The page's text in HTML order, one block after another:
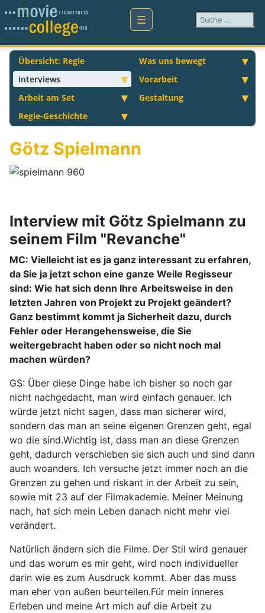
Suchen ...
Übersicht: Regie
Was uns bewegt
Interviews
Vorarbeit
Arbeit am Set
Gestaltung
Regie-Geschichte
Götz Spielmann
Interview mit Götz Spielmann zu
seinem Film "Revanche"
MC: Vielleicht ist es ja ganz interessant zu erfahren,
da Sie ja jetzt schon eine ganze Weile Regisseur
sind: Wie hat sich denn Ihre Arbeitsweise in den
letzten Jahren von Projekt zu Projekt geändert?
Ganz bestimmt kommt ja Sicherheit dazu, durch
Fehler oder Herangehensweise, die Sie
weitergebracht haben oder so nicht noch mal
machen würden?
GS: Über diese Dinge habe ich bisher so noch gar
nicht nachgedacht, man wird einfach genauer. Ich
würde jetzt nicht sagen, dass man sicherer wird,
sondern das man an seine eigenen Grenzen geht, egal
wo die sind.Wichtig ist, dass man an diese Grenzen
geht, dadurch verschieben sie sich auch und sind dann
auch woanders. Ich versuche jetzt immer noch an die
Grenzen zu gehen und riskant in der Arbeit zu sein,
sowie mit 23 auf der Filmakademie. Meiner Meinung
nach, hat sich mein Leben danach nicht mehr viel
verändert.
Natürlich ändern sich die Filme. Der Stil wird genauer
und das worum es mir geht, wird noch individueller
darin wie es zum Ausdruck kommt. Aber das muss
man eher von außen beurteilen.Für mein inneres
Erleben und meine Art mich auf die Arbeit zu